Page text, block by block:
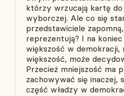
którzy wrzucają kartę do
wyborczej. Ale co się
przedstawiciele
reprezentują? I na
większość w demokracji,
większość, może
Przecież mniejszość ma
zachowywać się inaczej,
część władzy w